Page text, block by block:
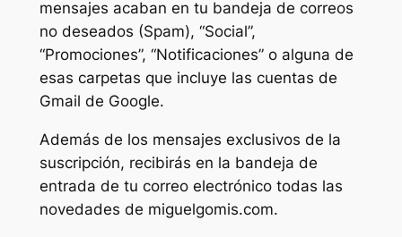
mensajes acaban en tu bandeja de correos
no deseados (Spam), “Social”,
“Promociones”, “Notificaciones” o alguna de
esas carpetas que incluye las cuentas de
Gmail de Google.
Además de los mensajes exclusivos de la
suscripción, recibirás en la bandeja de
entrada de tu correo electrónico todas las
novedades de miguelgomis.com.